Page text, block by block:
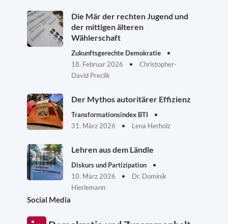
Die Mär der rechten Jugend und
der mittigen älteren
Wählerschaft
Zukunftsgerechte Demokratie
18. Februar 2026
Christopher-
David Preclik
Der Mythos autoritärer Effizienz
Transformationsindex BTI
31. März 2026
Lena Herholz
Lehren aus dem Ländle
Diskurs und Partizipation
10. März 2026
Dr. Dominik
Hierlemann
Social Media